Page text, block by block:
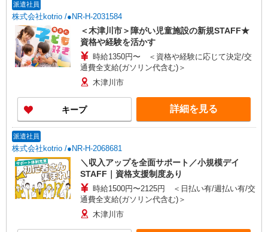
派遣社員
株式会社kotrio /●NR-H-2031584
＜木津川市＞障がい児童施設の新規STAFF★
資格や経験を活かす
時給1350円〜 ＜資格や経験に応じて決定/交
通費全支給(ガソリン代含む)＞
木津川市
キープ 詳細を見る
派遣社員
株式会社kotrio /●NR-H-2068681
＼収入アップを全面サポート／小規模デイ
STAFF｜資格支援制度あり
時給1500円〜2125円 ＜日払い有/週払い有/交
通費全支給(ガソリン代含む)＞
木津川市